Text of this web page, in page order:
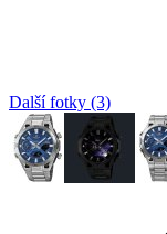
Další fotky (3)